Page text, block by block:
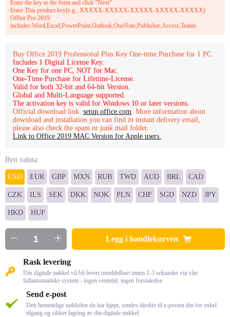
Enter the key to the form and click "Next"
Enter This product key(e.g., XXXXX-XXXXX-XXXXX-XXXXX-XXXXX)
Office Pro 2019
includes:Word,Excel,PowerPoint,Outlook,OneNote,Publisher,Access,Teams
Buy Office 2019 Professional Plus Key One-time Purchase for 1 PC.
Includes 1 Digital License Key.
One Key for one PC, NOT for Mac.
One-Time Purchase for Lifetime-License.
Valid for both 32-bit and 64-bit Version.
Global and Multi-Language supported.
The activation key is valid for Windows 10 or later versions.
Official download link: setup.office.com. More information about
download and installation you can find in instant delivery email,
please also check the spam or junk mail folder.
Link to Office 2019 MAC Version for Apple users.
Bytt valuta:
USD EUR GBP MXN RUB TWD AUD BRL CAD
CZK ILS SEK DKK NOK PLN CHF SGD NZD JPY
HKD HUF
Legg i handlekurven
Rask levering
Din digitale nøkkel vil bli levert umiddelbart innen 1-3 sekunder via vårt
fullautomatiske system - ingen ventetid, ingen forsinkelse.
Send e-post
Den hemmelige nøkkelen du har kjøpt, sendes direkte til e-posten din for enkel
tilgang og sikker lagring av din digitale nøkkel.